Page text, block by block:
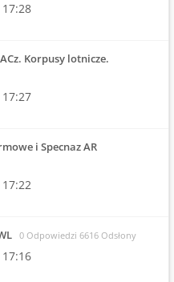
Korpusy lotnicze.
i Specnaz AR
0 Odpowiedzi 6616 Odsłony